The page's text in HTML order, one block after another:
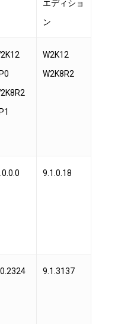
エディショ
ン
W2K12
W2K8R2
9.1.0.18
9.1.3137